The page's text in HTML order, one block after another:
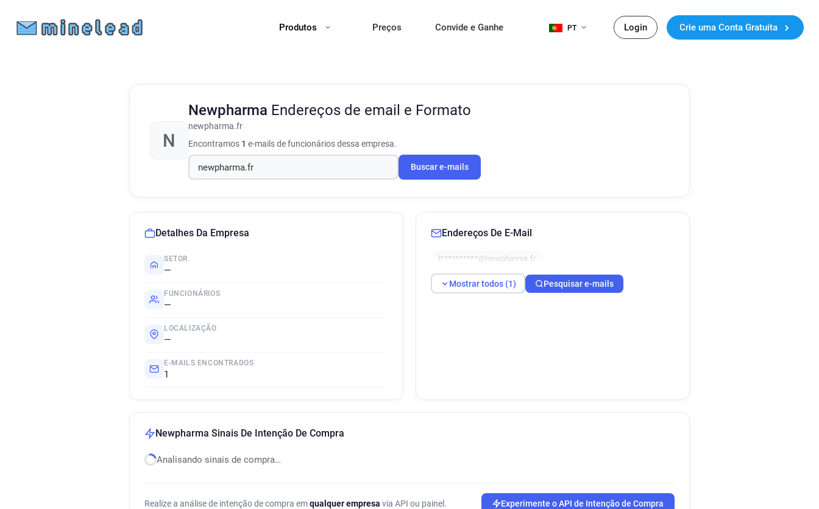
Produtos Preços Convide e Ganhe PT Login Crie uma Conta Gratuita
N
Newpharma Endereços de email e Formato
newpharma.fr
Encontramos 1 e-mails de funcionários dessa empresa.
Buscar e-mails
Detalhes Da Empresa
SETOR
—
FUNCIONÁRIOS
—
LOCALIZAÇÃO
—
E-MAILS ENCONTRADOS
1
Endereços De E-Mail
l**********@newpharma.fr
Mostrar todos (1) Pesquisar e-mails
Newpharma Sinais De Intenção De Compra
Analisando sinais de compra…
Realize a análise de intenção de compra emqualquer empresa via API ou painel. Experimente o API de Intenção de Compra